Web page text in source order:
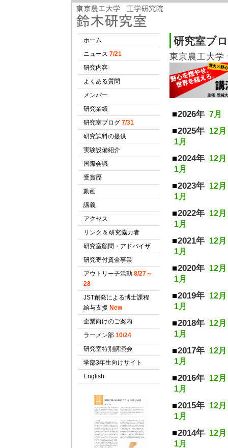
研究室ブ
東京農工大学
2026年 7月
2025年 12月
1月
2024年 12月
1月
2023年 12月
1月
2022年 12月
1月
2021年 12月
1月
2020年 12月
1月
2019年 12月
1月
2018年 12月
1月
2017年 12月
1月
2016年 12月
1月
2015年 12月
1月
2014年 12月
1月